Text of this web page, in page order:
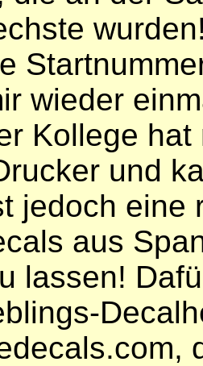
wieder
Kollege
und
jedoch eine
aus
lassen!